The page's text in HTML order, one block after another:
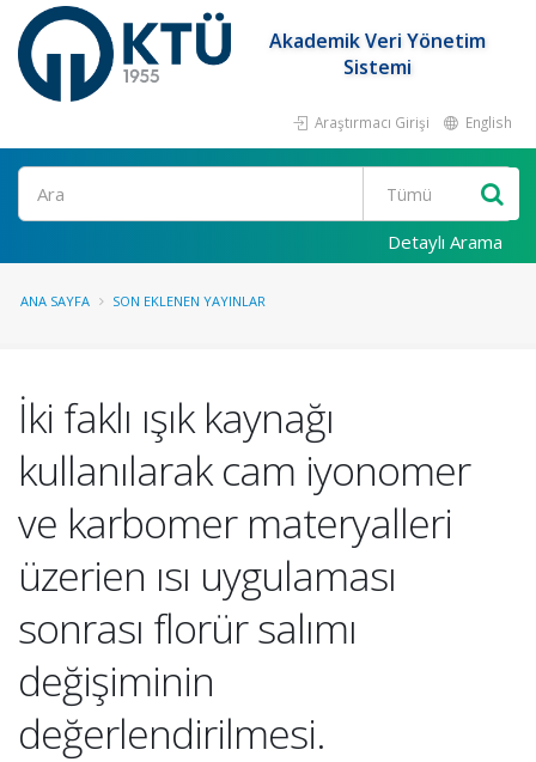
Akademik Veri Yönetim
Sistemi
Araştırmacı Girişi English
Ara
Detaylı Arama
ANA SAYFA SON EKLENEN YAYINLAR
İki faklı ışık kaynağı
kullanılarak cam iyonomer
ve karbomer materyalleri
üzerien ısı uygulaması
sonrası florür salımı
değişiminin
değerlendirilmesi.